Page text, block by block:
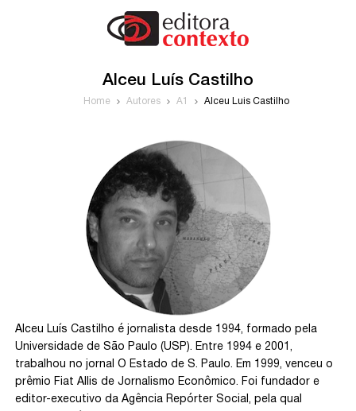
Alceu Luís Castilho
Home Autores A1 Alceu Luís Castilho
Alceu Luís Castilho é jornalista desde 1994, formado pela
Universidade de São Paulo (USP). Entre 1994 e 2001,
trabalhou no jornal O Estado de S. Paulo. Em 1999, venceu o
prêmio Fiat Allis de Jornalismo Econômico. Foi fundador e
editor-executivo da Agência Repórter Social, pela qual